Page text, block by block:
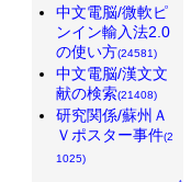
中文電脳/微軟ピ
ンイン輸入法2.0
の使い方(24581)
中文電脳/漢文文
献の検索(21408)
研究関係/蘇州Ａ
Ｖポスター事件(2
1025)